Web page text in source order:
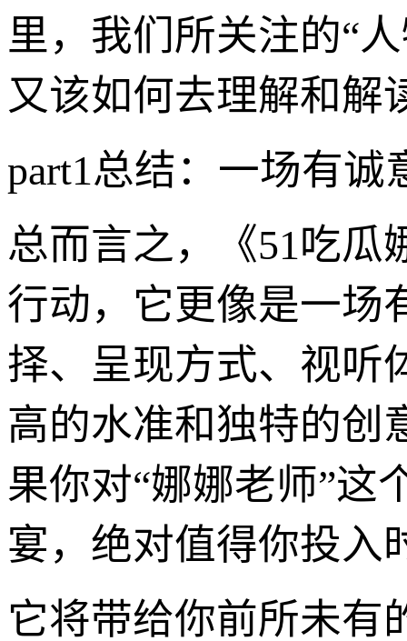
里，我们所关注的“
又该如何去理解和解
part1总结：一场有诚
总而言之，《51吃瓜
行动，它更像是一场
择、呈现方式、视听
高的水准和独特的创
果你对“娜娜老师”这
宴，绝对值得你投入
它将带给你前所未有